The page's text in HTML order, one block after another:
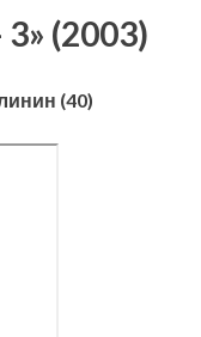
(2003)
(40)